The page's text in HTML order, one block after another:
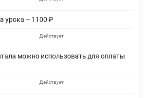
урока – 1100 ₽
можно использовать для оплаты
Действует
Действует